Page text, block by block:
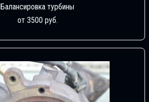
Балансировка турбины
от 3500 руб.